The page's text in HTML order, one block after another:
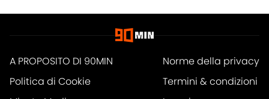
A PROPOSITO DI 90MIN
Norme della privacy
Politica di Cookie
Termini & condizioni